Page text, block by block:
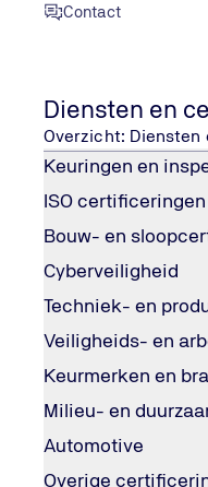
Contact
Diensten en
Overzicht:
Keuringen en
ISO certificeringen
Bouw- en
Cyberveiligheid
Techniek- en
Veiligheids- en
Keurmerken en
Milieu- en
Automotive
Overige
ISO 45001
Gezond en veilig
Zorg voor een
internationale
de werkvloer
opdrachtgevers en
Vraag direct een